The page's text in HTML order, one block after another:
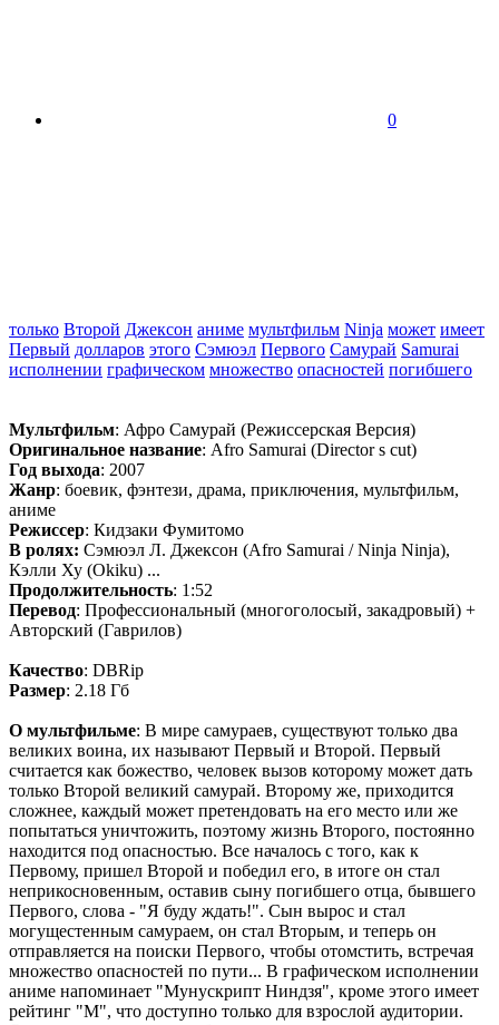
0
только Второй Джексон аниме мультфильм Ninja может имеет
Первый долларов этого Сэмюэл Первого Самурай Samurai
исполнении графическом множество опасностей погибшего
Мультфильм: Афро Самурай (Режиссерская Версия)
Оригинальное название: Afro Samurai (Director s cut)
Год выхода: 2007
Жанр: боевик, фэнтези, драма, приключения, мультфильм,
аниме
Режиссер: Кидзаки Фумитомо
В ролях: Сэмюэл Л. Джексон (Afro Samurai / Ninja Ninja),
Кэлли Ху (Okiku) ...
Продолжительность: 1:52
Перевод: Профессиональный (многоголосый, закадровый) +
Авторский (Гаврилов)
Качество: DBRip
Размер: 2.18 Гб
О мультфильме: В мире самураев, существуют только два
великих воина, их называют Первый и Второй. Первый
считается как божество, человек вызов которому может дать
только Второй великий самурай. Второму же, приходится
сложнее, каждый может претендовать на его место или же
попытаться уничтожить, поэтому жизнь Второго, постоянно
находится под опасностью. Все началось с того, как к
Первому, пришел Второй и победил его, в итоге он стал
неприкосновенным, оставив сыну погибшего отца, бывшего
Первого, слова - "Я буду ждать!". Сын вырос и стал
могущестенным самураем, он стал Вторым, и теперь он
отправляется на поиски Первого, чтобы отомстить, встречая
множество опасностей по пути... В графическом исполнении
аниме напоминает "Мунускрипт Ниндзя", кроме этого имеет
рейтинг "M", что доступно только для взрослой аудитории.